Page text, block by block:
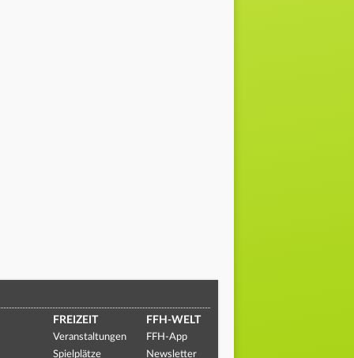
FREIZEIT
Veranstaltungen
Spielplätze
FFH-WELT
FFH-App
Newsletter